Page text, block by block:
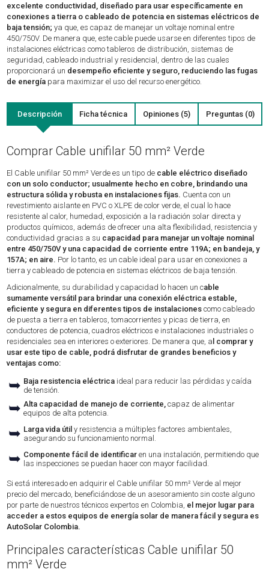
excelente conductividad, diseñado para usar específicamente en
conexiones a tierra o cableado de potencia en sistemas eléctricos de
baja tensión; ya que, es capaz de manejar un voltaje nominal entre
450/750V. De manera que, este cable puede usarse en diferentes tipos de
instalaciones eléctricas como tableros de distribución, sistemas de
seguridad, cableado industrial y residencial, dentro de las cuales
proporcionará un desempeño eficiente y seguro, reduciendo las fugas
de energía para maximizar el uso del recurso energético.
Descripción Ficha técnica Opiniones (5) Preguntas (0)
Comprar Cable unifilar 50 mm² Verde
El Cable unifilar 50 mm² Verde es un tipo de cable eléctrico diseñado
con un solo conductor; usualmente hecho en cobre, brindando una
estructura sólida y robusta en instalaciones fijas. Cuenta con un
revestimiento aislante en PVC o XLPE de color verde, el cual lo hace
resistente al calor, humedad, exposición a la radiación solar directa y
productos químicos, además de ofrecer una alta flexibilidad, resistencia y
conductividad gracias a su capacidad para manejar un voltaje nominal
entre 450/750V y una capacidad de corriente entre 119A; en bandeja, y
157A; en aire. Por lo tanto, es un cable ideal para usar en conexiones a
tierra y cableado de potencia en sistemas eléctricos de baja tensión.
Adicionalmente, su durabilidad y capacidad lo hacen un cable
sumamente versátil para brindar una conexión eléctrica estable,
eficiente y segura en diferentes tipos de instalaciones como cableado
de puesta a tierra en tableros, tomacorrientes y picas de tierra, en
conductores de potencia, cuadros eléctricos e instalaciones industriales o
residenciales sea en interiores o exteriores. De manera que, a l comprar y
usar este tipo de cable, podrá disfrutar de grandes beneficios y
ventajas como:
➥ Baja resistencia eléctrica ideal para reducir las pérdidas y caída
de tensión.
➥ Alta capacidad de manejo de corriente,capaz de alimentar
equipos de alta potencia.
➥ Larga vida útil y resistencia a múltiples factores ambientales,
asegurando su funcionamiento normal.
➥ Componente fácil de identificar en una instalación, permitiendo que
las inspecciones se puedan hacer con mayor facilidad.
Si está interesado en adquirir el Cable unifilar 50 mm² Verde al mejor
precio del mercado, beneficiándose de un asesoramiento sin coste alguno
por parte de nuestros técnicos expertos en Colombia, el mejor lugar para
acceder a estos equipos de energía solar de manera fácil y segura es
AutoSolar Colombia.
Principales características Cable unifilar 50
mm² Verde